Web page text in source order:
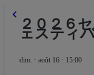
２０２６
ェスティ
dim. · août 16 · 15:00